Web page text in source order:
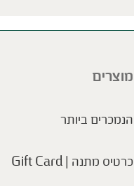
מוצרים
הנמכרים ביותר
כרטיס מתנה | Gift Card